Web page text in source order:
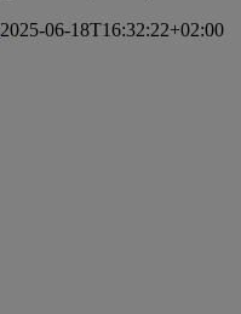
2025-06-18T16:32:22+02:00